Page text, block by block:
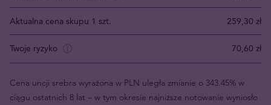
Aktualna cena skupu 1 szt. 259,30 zł
Twoje ryzyko 70,60 zł
Cena uncji srebra wyrażona w PLN uległa zmianie o 343.45% w
ciągu ostatnich 8 lat – w tym okresie najniższe notowanie wyniosło